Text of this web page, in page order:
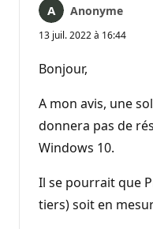
Anonyme
13 juil. 2022 à 16:44
Bonjour,
A mon avis, une
donnera pas de
Windows 10.
Il se pourrait que
tiers) soit en